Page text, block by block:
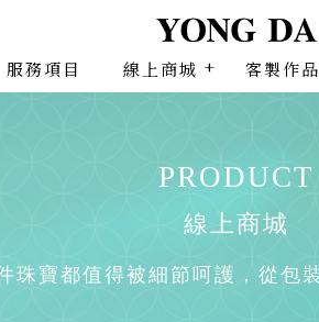
服務項目 線上商城 客製作品
線上商城